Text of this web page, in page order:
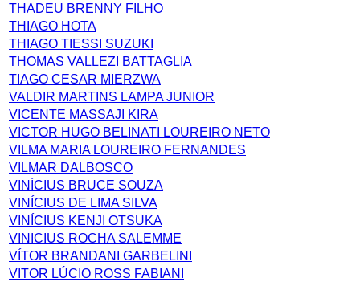
THADEU BRENNY FILHO
THIAGO HOTA
THIAGO TIESSI SUZUKI
THOMAS VALLEZI BATTAGLIA
TIAGO CESAR MIERZWA
VALDIR MARTINS LAMPA JUNIOR
VICENTE MASSAJI KIRA
VICTOR HUGO BELINATI LOUREIRO NETO
VILMA MARIA LOUREIRO FERNANDES
VILMAR DALBOSCO
VINÍCIUS BRUCE SOUZA
VINÍCIUS DE LIMA SILVA
VINÍCIUS KENJI OTSUKA
VINICIUS ROCHA SALEMME
VÍTOR BRANDANI GARBELINI
VITOR LÚCIO ROSS FABIANI